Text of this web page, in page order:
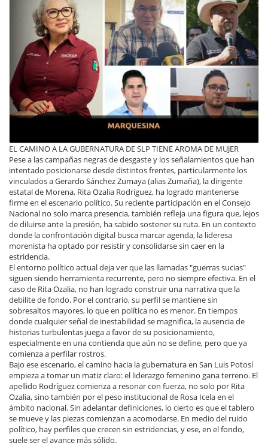
EL CAMINO A LA GUBERNATURA DE SLP TIENE AROMA DE MUJER
Pese a las campañas negras de desgaste y los señalamientos que han
intentado posicionarse desde distintos frentes, particularmente los
vinculados a Gerardo Sánchez Zumaya (alias Zumaña), la dirigente
estatal de Morena, Rita Ozalia Rodríguez, ha logrado mantenerse
firme en el escenario político. Su reciente participación en el Consejo
Nacional no solo marca presencia, también refleja una figura que, lejos
de diluirse ante la presión, ha sabido sostener su ruta. En un contexto
donde la confrontación digital busca marcar agenda, la lideresa
morenista ha optado por resistir y consolidarse sin caer en la
estridencia.
El entorno político actual deja ver que las llamadas "guerras sucias"
siguen siendo herramienta recurrente, pero no siempre efectiva. En el
caso de Rita Ozalia, no han logrado construir una narrativa que la
debilite de fondo. Por el contrario, su perfil se mantiene sin
sobresaltos mayores, lo que en política no es menor. En tiempos
donde cualquier señal de inestabilidad se magnifica, la ausencia de
historias turbulentas juega a favor de su posicionamiento,
especialmente en una contienda que aún no se define, pero que ya
comienza a perfilar rostros.
Bajo ese escenario, el camino hacia la gubernatura en San Luis Potosí
empieza a tomar un matiz claro: el liderazgo femenino gana terreno. El
apellido Rodríguez comienza a resonar con fuerza, no solo por Rita
Ozalia, sino también por el peso institucional de Rosa Icela en el
ámbito nacional. Sin adelantar definiciones, lo cierto es que el tablero
se mueve y las piezas comienzan a acomodarse. En medio del ruido
político, hay perfiles que crecen sin estridencias, y ese, en el fondo,
suele ser el avance más sólido.